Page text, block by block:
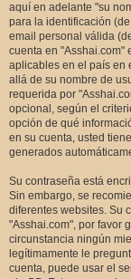
aquí en adelante "su
para la identificación
email personal válida
cuenta en "Asshai.com"
aplicables en el país en
allá de su nombre de
requerida por
opcional, según el
opción de qué
en su cuenta, usted
generados
Su contraseña está
Sin embargo, se
diferentes websites. Su
"Asshai.com", por favor
circunstancia ningún
legítimamente le
cuenta, puede usar el